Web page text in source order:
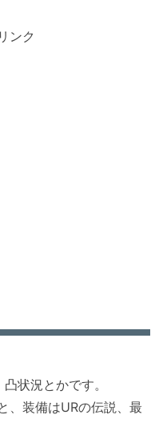
ンク
状況とかです。
、装備はURの伝説、最